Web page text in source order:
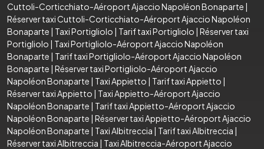
Cuttoli-Corticchiato-Aéroport Ajaccio Napoléon Bonaparte |
Réserver taxi Cuttoli-Corticchiato-Aéroport Ajaccio Napoléon
Bonaparte | Taxi Portigliolo | Tarif taxi Portigliolo | Réserver taxi
Portigliolo | Taxi Portigliolo-Aéroport Ajaccio Napoléon
Bonaparte | Tarif taxi Portigliolo-Aéroport Ajaccio Napoléon
Bonaparte | Réserver taxi Portigliolo-Aéroport Ajaccio
Napoléon Bonaparte | Taxi Appietto | Tarif taxi Appietto |
Réserver taxi Appietto | Taxi Appietto-Aéroport Ajaccio
Napoléon Bonaparte | Tarif taxi Appietto-Aéroport Ajaccio
Napoléon Bonaparte | Réserver taxi Appietto-Aéroport Ajaccio
Napoléon Bonaparte | Taxi Albitreccia | Tarif taxi Albitreccia |
Réserver taxi Albitreccia | Taxi Albitreccia-Aéroport Ajaccio